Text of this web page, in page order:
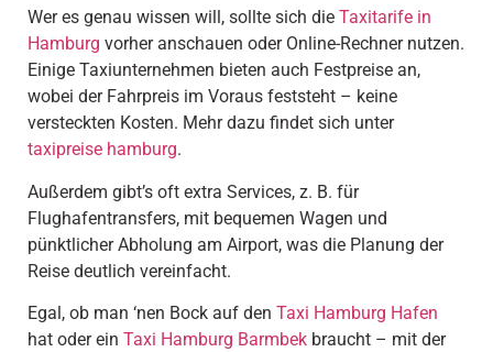
Wer es genau wissen will, sollte sich die Taxitarife in
Hamburg vorher anschauen oder Online-Rechner nutzen.
Einige Taxiunternehmen bieten auch Festpreise an,
wobei der Fahrpreis im Voraus feststeht – keine
versteckten Kosten. Mehr dazu findet sich unter
taxipreise hamburg.
Außerdem gibt’s oft extra Services, z. B. für
Flughafentransfers, mit bequemen Wagen und
pünktlicher Abholung am Airport, was die Planung der
Reise deutlich vereinfacht.
Egal, ob man ‘nen Bock auf den Taxi Hamburg Hafen
hat oder ein Taxi Hamburg Barmbek braucht – mit der